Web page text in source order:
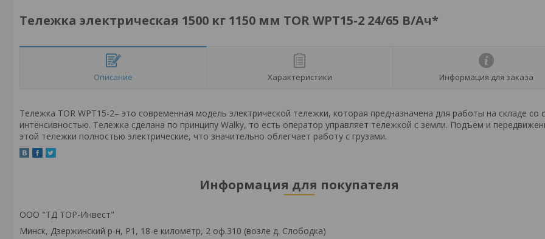
Тележка электрическая 1500 кг 1150 мм TOR WPT15-2 24/65 В/Ач*
Описание Характеристики Информация для заказа
Тележка TOR WPT15-2– это современная модель электрической тележки, которая предназначена для работы на складе со
интенсивностью. Тележка сделана по принципу Walky, то есть оператор управляет тележкой с земли. Подъем и
этой тележки полностью электрические, что значительно облегчает работу с грузами.
Информация для покупателя
ООО "ТД ТОР-Инвест"
Минск, Дзержинский р-н, Р1, 18-е километр, 2 оф.310 (возле д. Слободка)